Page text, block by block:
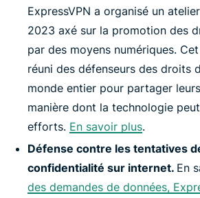
ExpressVPN a organisé un
2023 axé sur la promotion des
par des moyens numériques.
réuni des défenseurs des droits
monde entier pour partager
manière dont la technologie
efforts. En savoir plus.
Défense contre les tentatives
confidentialité sur internet. En
des demandes de données,